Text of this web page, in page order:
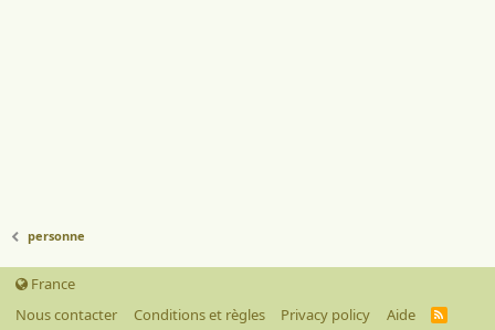
personne
France
Nous contacter
Conditions et règles Privacy policy Aide
R